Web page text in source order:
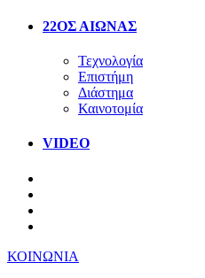
22ΟΣ ΑΙΩΝΑΣ
Τεχνολογία
Επιστήμη
Διάστημα
Καινοτομία
VIDEO
ΚΟΙΝΩΝΙΑ